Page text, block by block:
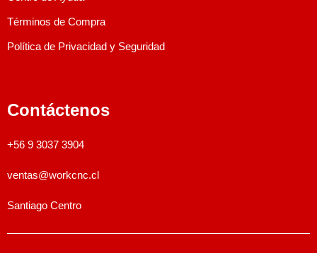
Términos de Compra
Política de Privacidad y Seguridad
Contáctenos
+56 9 3037 3904
ventas@workcnc.cl
Santiago Centro